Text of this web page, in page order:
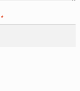
*